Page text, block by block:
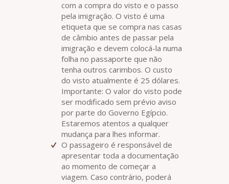
com a compra do visto e o passo
pela imigração. O visto é uma
etiqueta que se compra nas casas
de câmbio antes de passar pela
imigração e devem colocá-la numa
folha no passaporte que não
tenha outros carimbos. O custo
do visto atualmente é 25 dólares.
Importante: O valor do visto pode
ser modificado sem prévio aviso
por parte do Governo Egípcio.
Estaremos atentos a qualquer
mudança para lhes informar.
O passageiro é responsável de
apresentar toda a documentação
ao momento de começar a
viagem. Caso contrário, poderá